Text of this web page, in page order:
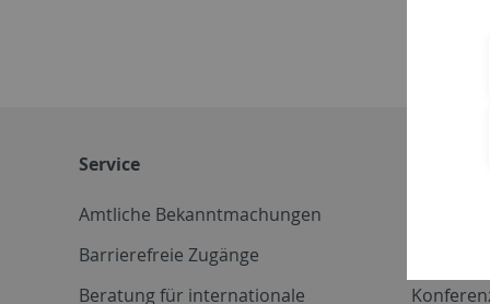
Service
Amtliche Bekanntmachungen
Barrierefreie Zugänge
Beratung für internationale